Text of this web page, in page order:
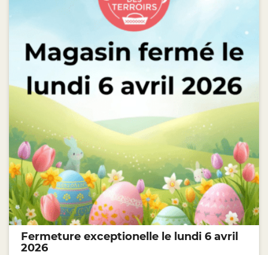
Fermeture exceptionelle le lundi 6 avril
2026